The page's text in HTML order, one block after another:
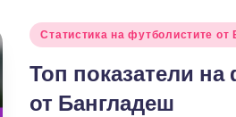
Posted
Статистика на футболистите от
Топ показатели на
от Бангладеш